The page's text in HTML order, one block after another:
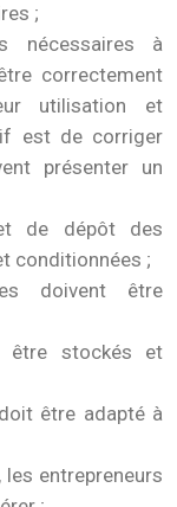
;
nécessaires à
correctement
utilisation et
est de corriger
présenter un
de dépôt des
conditionnées ;
doivent être
être stockés et
être adapté à
entrepreneurs